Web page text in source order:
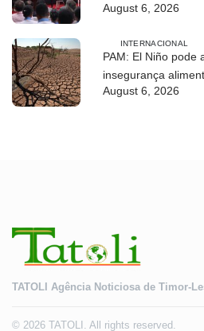
desenvolvimento
August 6, 2026
INTERNACIONAL
PAM: El Niño pode
insegurança
milhões de pessoas
August 6, 2026
TATOLI Agência Noticiosa de Timor-
© 2026 TATOLI. All rights reserved.